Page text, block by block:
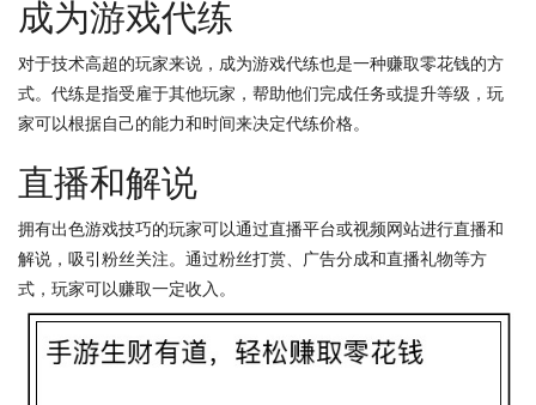
成为游戏代练
对于技术高超的玩家来说，成为游戏代练也是一种赚取零花钱的方
式。代练是指受雇于其他玩家，帮助他们完成任务或提升等级，玩
家可以根据自己的能力和时间来决定代练价格。
直播和解说
拥有出色游戏技巧的玩家可以通过直播平台或视频网站进行直播和
解说，吸引粉丝关注。通过粉丝打赏、广告分成和直播礼物等方
式，玩家可以赚取一定收入。